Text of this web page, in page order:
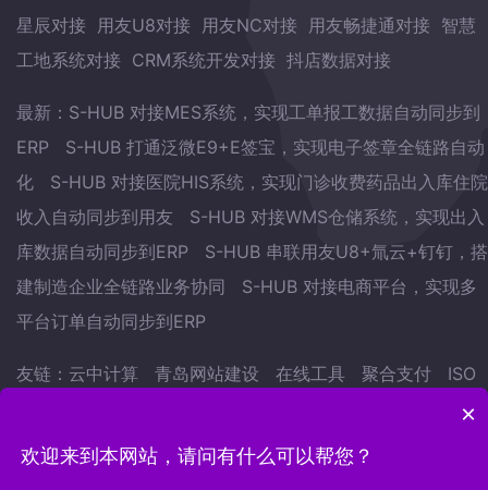
星辰对接 用友U8对接 用友NC对接 用友畅捷通对接 智慧
工地系统对接 CRM系统开发对接 抖店数据对接
最新： S-HUB 对接MES系统，实现工单报工数据自动同步到
ERP
S-HUB 打通泛微E9+E签宝，实现电子签章全链路自动
化
S-HUB 对接医院HIS系统，实现门诊收费药品出入库住院
收入自动同步到用友
S-HUB 对接WMS仓储系统，实现出入
库数据自动同步到ERP
S-HUB 串联用友U8+氚云+钉钉，搭
建制造企业全链路业务协同
S-HUB 对接电商平台，实现多
平台订单自动同步到ERP
友链： 云中计算 青岛网站建设 在线工具 聚合支付
ISO
地表水监测
站
×
欢迎来到本网站，请问有什么可以帮您？